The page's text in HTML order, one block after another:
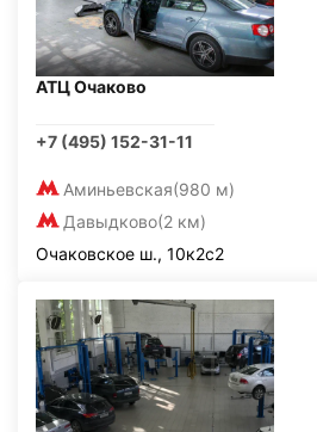
АТЦ Очаково
+7 (495) 152-31-11
Аминьевская(980 м)
Давыдково(2 км)
Очаковское ш., 10к2с2